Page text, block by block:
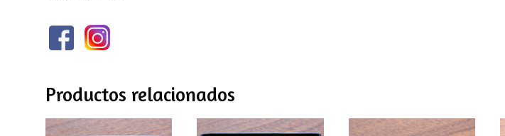
Productos relacionados